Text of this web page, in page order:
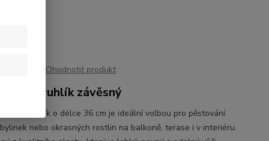
Ohodnotit produkt
truhlík závěsný
smart truhlík o délce 36 cm je ideální volbou pro pěstování
nebo okrasných rostlin na balkoně, terase i v interiéru.